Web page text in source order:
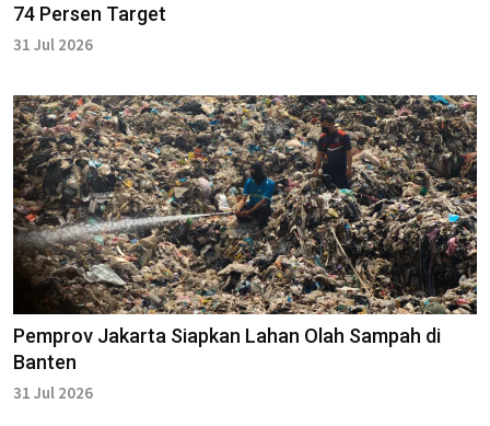
74 Persen Target
31 Jul 2026
Pemprov Jakarta Siapkan Lahan Olah Sampah di
Banten
31 Jul 2026